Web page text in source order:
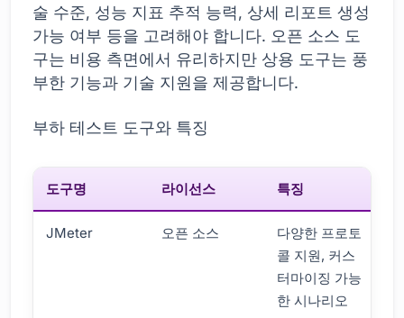
술 수준, 성능 지표 추적 능력, 상세 리포트 생성
가능 여부 등을 고려해야 합니다. 오픈 소스 도
구는 비용 측면에서 유리하지만 상용 도구는 풍
부한 기능과 기술 지원을 제공합니다.
부하 테스트 도구와 특징
도구명 라이선스 특징
JMeter 오픈 소스
다양한 프로토
콜 지원, 커스
터마이징 가능
한 시나리오